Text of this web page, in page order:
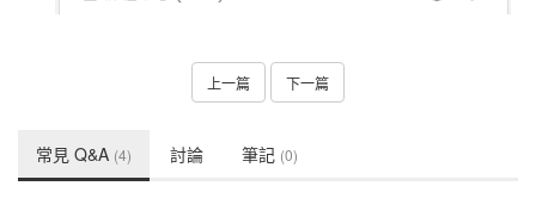
上一篇 下一篇
常見 Q&A (4) 討論 筆記 (0)